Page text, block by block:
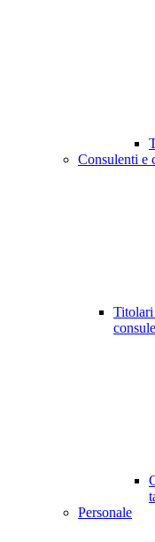
Consulenti e
Personale